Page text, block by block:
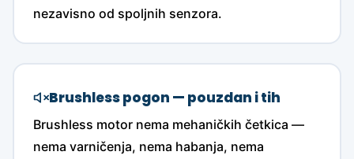
nezavisno od spoljnih senzora.
Brushless pogon — pouzdan i tih
Brushless motor nema mehaničkih četkica —
nema varničenja, nema habanja, nema